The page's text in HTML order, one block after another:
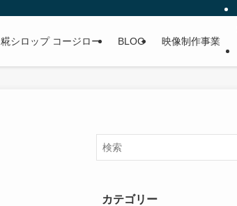
糀シロップ コージロー BLOG 映像制作事業
カテゴリー